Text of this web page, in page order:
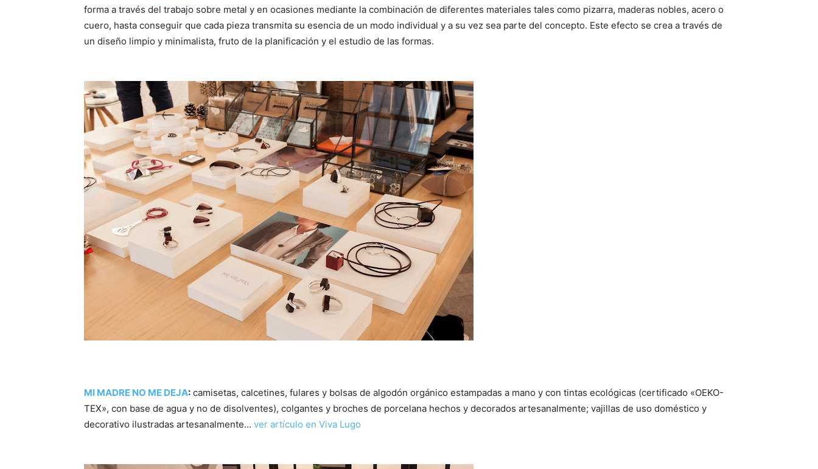
forma a través del trabajo sobre metal y en ocasiones mediante la combinación de diferentes materiales tales como pizarra, maderas nobles, acero o
cuero, hasta conseguir que cada pieza transmita su esencia de un modo individual y a su vez sea parte del concepto. Este efecto se crea a través de
un diseño limpio y minimalista, fruto de la planificación y el estudio de las formas.
MI MADRE NO ME DEJA: camisetas, calcetines, fulares y bolsas de algodón orgánico estampadas a mano y con tintas ecológicas (certificado «OEKO-
TEX», con base de agua y no de disolventes), colgantes y broches de porcelana hechos y decorados artesanalmente; vajillas de uso doméstico y
decorativo ilustradas artesanalmente… ver artículo en Viva Lugo